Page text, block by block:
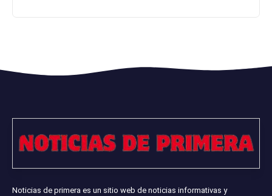
Noticias de primera es un sitio web de noticias informativas y